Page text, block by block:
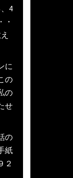
4
・
に
の
の
せ
の
紙
２